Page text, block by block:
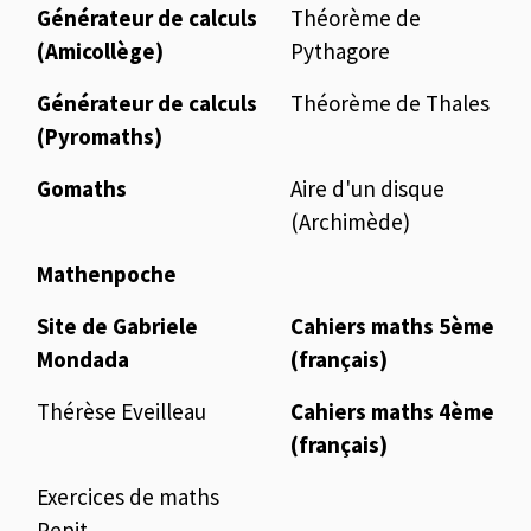
Générateur de calculs
(Amicollège)
Théorème de
Pythagore
Générateur de calculs
(Pyromaths)
Théorème de Thales
Gomaths
Aire d'un disque
(Archimède)
Mathenpoche
Site de Gabriele
Mondada
Cahiers maths 5ème
(français)
Thérèse Eveilleau
Cahiers maths 4ème
(français)
Exercices de maths